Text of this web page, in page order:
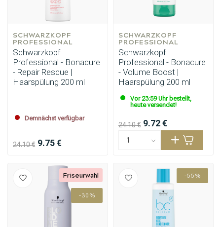
Stylingprodukte
SCHWARZKOPF
PROFESSIONAL
Schwarzkopf
Professional - Bonacure
- Repair Rescue |
Haarspülung 200 ml
Demnächst verfügbar
24.10 € 9.75 €
SCHWARZKOPF
PROFESSIONAL
Schwarzkopf
Professional - Bonacure
- Volume Boost |
Haarspülung 200 ml
Vor 23:59 Uhr bestellt,
heute versendet!
24.10 € 9.72 €
-30%
Friseurwahl -55%